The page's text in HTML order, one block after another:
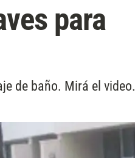
para
de baño. Mirá el video.